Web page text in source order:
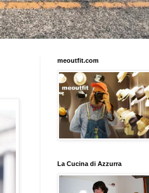
meoutfit.com
La Cucina di Azzurra